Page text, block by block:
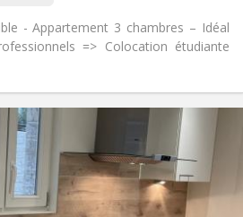
- Appartement 3 chambres – Idéal
=> Colocation étudiante
Infos Pratiques
Loyer:
420 €
Charges:
95 €
Durée:
12 mois
Domiciliation:
Non